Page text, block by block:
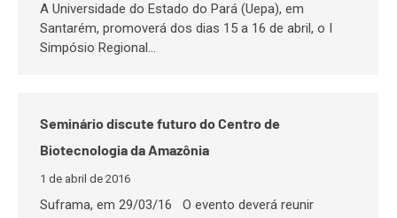
A Universidade do Estado do Pará (Uepa), em
Santarém, promoverá dos dias 15 a 16 de abril, o I
Simpósio Regional…
Seminário discute futuro do Centro de
Biotecnologia da Amazônia
1 de abril de 2016
Suframa, em 29/03/16 O evento deverá reunir